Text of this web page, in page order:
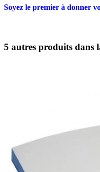
Soyez le premier à donner
5 autres produits dans